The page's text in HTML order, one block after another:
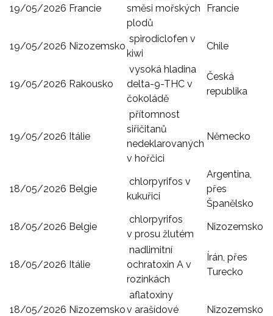
19/05/2026 Francie
směsi mořských
plodů
Francie
19/05/2026 Nizozemsko
spirodiclofen v
kiwi
Chile
19/05/2026 Rakousko
vysoká hladina
delta-9-THC v
čokoládě
Česká
republika
19/05/2026 Itálie
přítomnost
siřičitanů
nedeklarovaných
v hořčici
Německo
18/05/2026 Belgie
chlorpyrifos v
kukuřici
Argentina,
přes
Španělsko
18/05/2026 Belgie
chlorpyrifos
v prosu žlutém
Nizozemsko
18/05/2026 Itálie
nadlimitní
ochratoxin A v
rozinkách
Írán, přes
Turecko
18/05/2026 Nizozemsko
aflatoxiny
v arašídové
Nizozemsko